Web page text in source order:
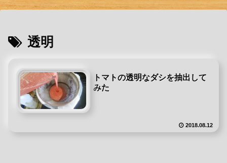
透明
トマトの透明なダシを抽出して
みた
2018.08.12